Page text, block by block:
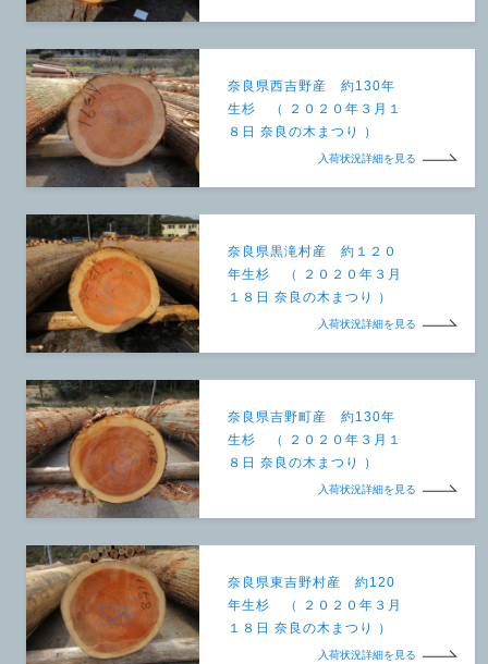
奈良県西吉野産 約130年
生杉 （ ２０２０年３月１
８日 奈良の木まつり ）
入荷状況詳細を見る
奈良県黒滝村産 約１２０
年生杉 （ ２０２０年３月
１８日 奈良の木まつり ）
入荷状況詳細を見る
奈良県吉野町産 約130年
生杉 （ ２０２０年３月１
８日 奈良の木まつり ）
入荷状況詳細を見る
奈良県東吉野村産 約120
年生杉 （ ２０２０年３月
１８日 奈良の木まつり ）
入荷状況詳細を見る